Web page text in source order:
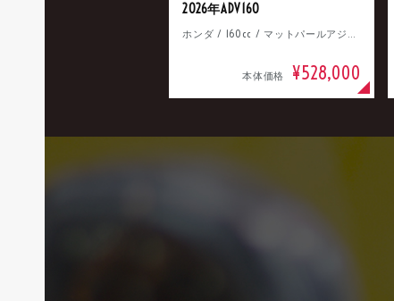
2026年ADV160
ホンダ / 160cc / マットパールアジャイルブルー
本体価格 ¥528,000